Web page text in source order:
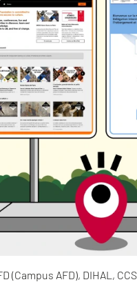
(Campus AFD), DIHAL,